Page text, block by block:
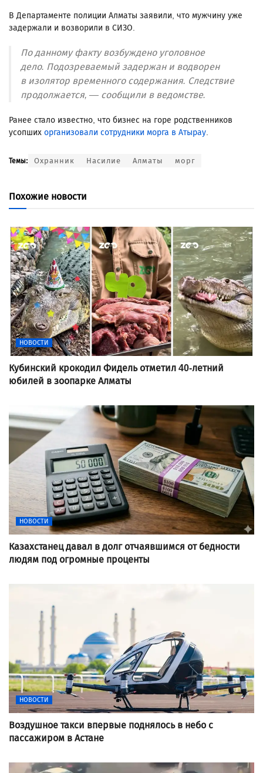
В Департаменте полиции Алматы заявили, что мужчину уже
задержали и возворили в СИЗО.
По данному факту возбуждено уголовное
дело. Подозреваемый задержан и водворен
в изолятор временного содержания. Следствие
продолжается, — сообщили в ведомстве.
Ранее стало известно, что бизнес на горе родственников
усопших организовали сотрудники морга в Атырау.
Темы: Охранник Насилие Алматы морг
Похожие новости
НОВОСТИ
Кубинский крокодил Фидель отметил 40-летний
юбилей в зоопарке Алматы
НОВОСТИ
Казахстанец давал в долг отчаявшимся от бедности
людям под огромные проценты
НОВОСТИ
Воздушное такси впервые поднялось в небо с
пассажиром в Астане